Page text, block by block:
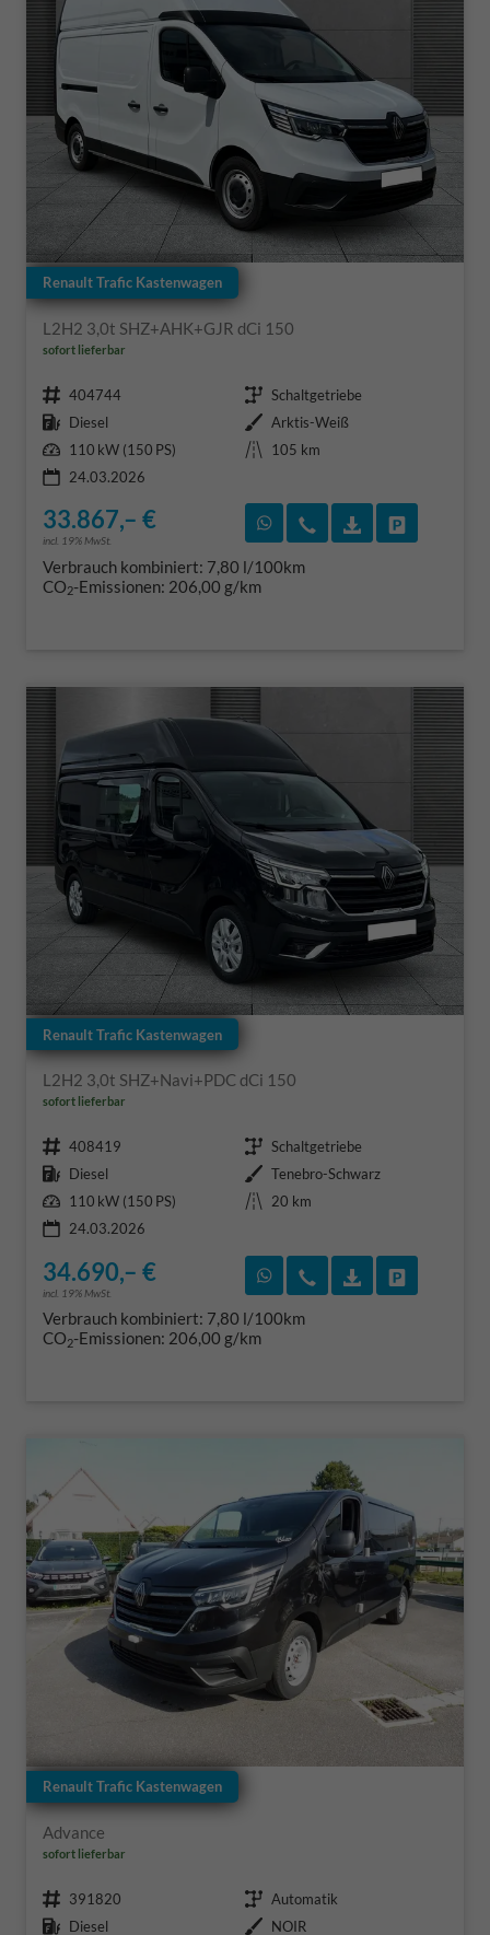
Renault Trafic Kastenwagen
L2H2 3,0t SHZ+AHK+GJR dCi 150
sofort lieferbar
Fahrzeugnr. 404744 Getriebe Schaltgetriebe
Kraftstoff Diesel Außenfarbe Arktis-Weiß
Leistung 110 kW (150 PS) Kilometerstand
105 km
24.03.2026
33.867,– €
incl. 19% MwSt.
Rückruf vereinbaren
Wir rufen Sie an
Verbrauch kombiniert: 7,80 l/100km
CO2-Emissionen: 206,00 g/km
Renault Trafic Kastenwagen
L2H2 3,0t SHZ+Navi+PDC dCi 150
sofort lieferbar
Fahrzeugnr. 408419 Getriebe Schaltgetriebe
Kraftstoff Diesel Außenfarbe Tenebro-Schwarz
Leistung 110 kW (150 PS) Kilometerstand
20 km
24.03.2026
34.690,– €
incl. 19% MwSt.
Rückruf vereinbaren
Wir rufen Sie an
Verbrauch kombiniert: 7,80 l/100km
CO2-Emissionen: 206,00 g/km
Renault Trafic Kastenwagen
Advance
sofort lieferbar
Fahrzeugnr. 391820 Getriebe Automatik
Kraftstoff Diesel Außenfarbe NOIR